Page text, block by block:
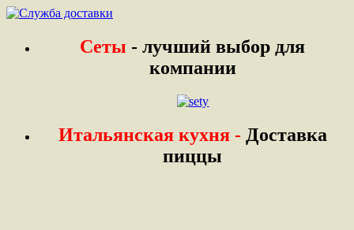
Сеты - лучший выбор для
компании
Итальянская кухня - Доставка
пиццы